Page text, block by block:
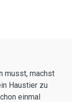
musst, machst
Haustier zu
einmal